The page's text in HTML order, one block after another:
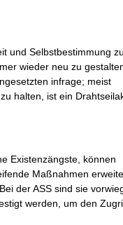
und Selbstbestimmung zu
wieder neu zu
infrage; meist
halten, ist ein
Existenzängste, können
Maßnahmen
der ASS sind sie
werden, um den